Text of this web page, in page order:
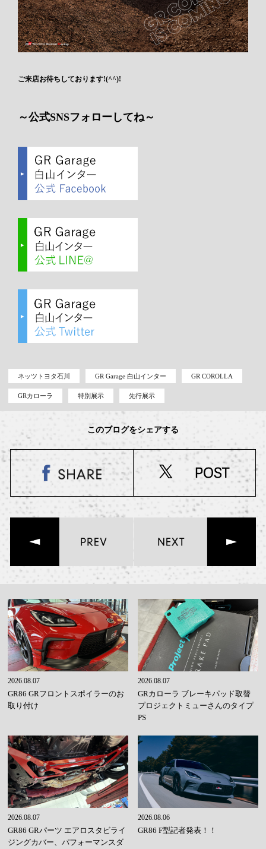
ご来店お待ちしております!(^^)!
～公式SNSフォローしてね～
ネッツトヨタ石川 GR Garage 白山インター GR COROLLA
GRカローラ 特別展示 先行展示
このブログをシェアする
2026.08.07
GR86 GRフロントスポイラーのお
取り付け
2026.08.07
GRカローラ ブレーキパッド取替
プロジェクトミューさんのタイプ
PS
2026.08.07
GR86 GRパーツ エアロスタビライ
ジングカバー、パフォーマンスダ
2026.08.06
GR86 F型記者発表！！